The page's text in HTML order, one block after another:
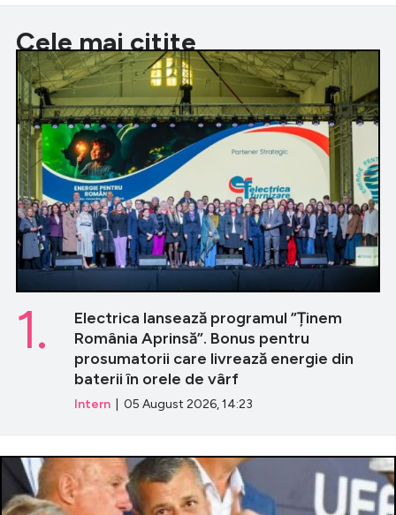
Cele mai citite
Electrica lansează programul ”Ținem
România Aprinsă”. Bonus pentru
prosumatorii care livrează energie din
baterii în orele de vârf
Intern | 05 August 2026, 14:23
1.